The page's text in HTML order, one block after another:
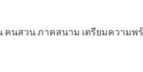
คนสวน ภาคสนาม เตรียมความพ